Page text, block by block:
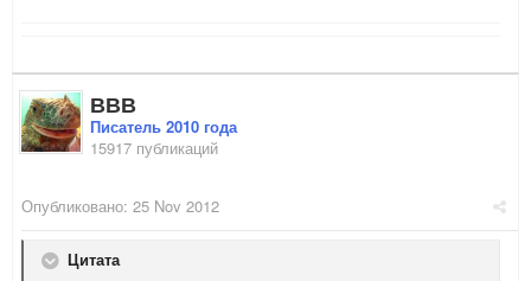
ВВВ
Писатель 2010 года
15917 публикаций
Опубликовано: 25 Nov 2012
Цитата